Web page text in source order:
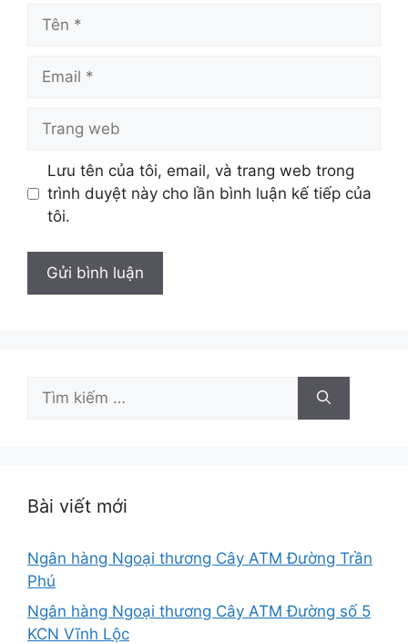
Tên
Email
Trang
Lưu tên của tôi, email, và trang web trong
trình duyệt này cho lần bình luận kế tiếp của
tôi.
Tìm
kiếm
Bài viết mới
Ngân hàng Ngoại thương Cây ATM Đường Trần
Phú
Ngân hàng Ngoại thương Cây ATM Đường số 5
KCN Vĩnh Lộc